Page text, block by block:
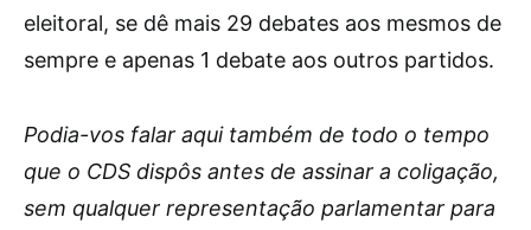
eleitoral, se dê mais 29 debates aos mesmos de
sempre e apenas 1 debate aos outros partidos.
Podia-vos falar aqui também de todo o tempo
que o CDS dispôs antes de assinar a coligação,
sem qualquer representação parlamentar para